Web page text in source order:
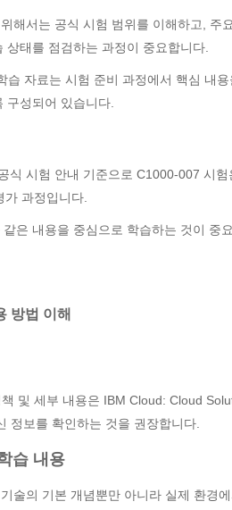
해서는 공식 시험 범위를 이해하고, 주
태를 점검하는 과정이 중요합니다.
습 자료는 시험 준비 과정에서 핵심 내
구성되어 있습니다.
식 시험 안내 기준으로 C1000-007 시
과정입니다.
은 내용을 중심으로 학습하는 것이 중
방법 이해
및 세부 내용은 IBM Cloud: Cloud
정보를 확인하는 것을 권장합니다.
습 내용
술의 기본 개념뿐만 아니라 실제 환경